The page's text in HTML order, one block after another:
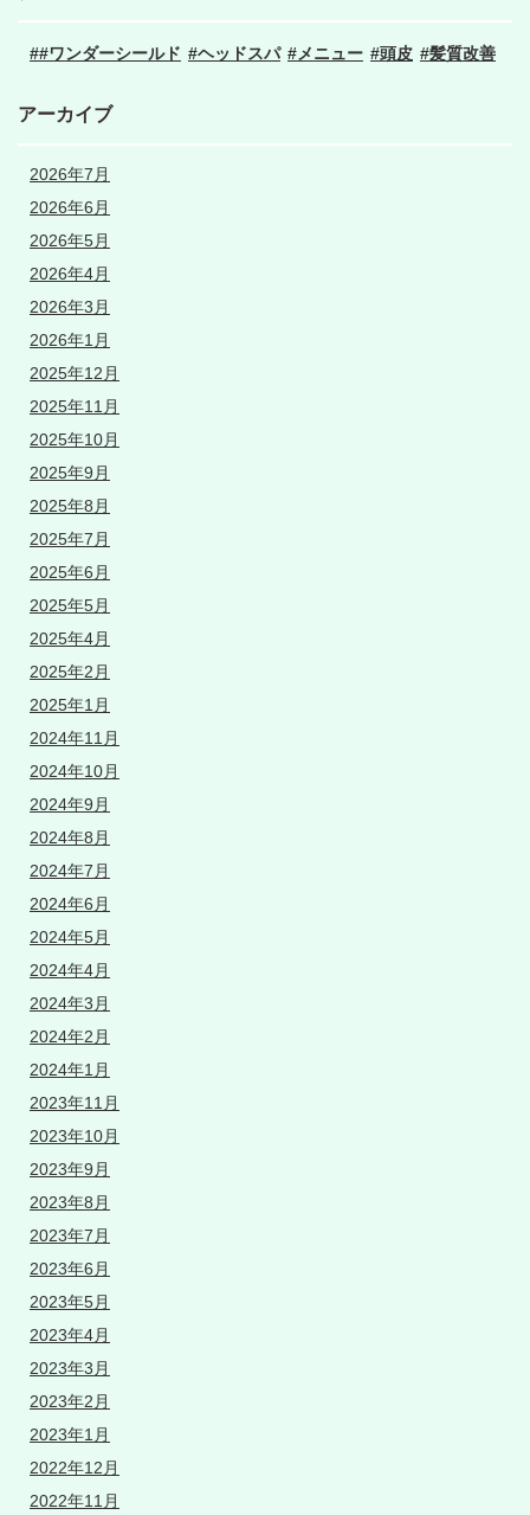
#ワンダーシールド ヘッドスパ メニュー 頭皮 髪質改善
アーカイブ
2026年7月
2026年6月
2026年5月
2026年4月
2026年3月
2026年1月
2025年12月
2025年11月
2025年10月
2025年9月
2025年8月
2025年7月
2025年6月
2025年5月
2025年4月
2025年2月
2025年1月
2024年11月
2024年10月
2024年9月
2024年8月
2024年7月
2024年6月
2024年5月
2024年4月
2024年3月
2024年2月
2024年1月
2023年11月
2023年10月
2023年9月
2023年8月
2023年7月
2023年6月
2023年5月
2023年4月
2023年3月
2023年2月
2023年1月
2022年12月
2022年11月